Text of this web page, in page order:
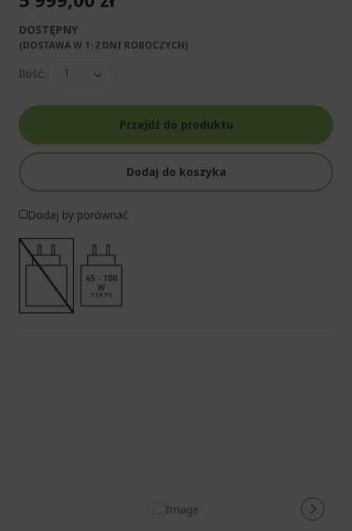
DOSTĘPNY
(DOSTAWA W 1-2 DNI ROBOCZYCH)​
Ilość:
Przejdź do produktu
Dodaj do koszyka
Dodaj by porównać
65 - 100
W
USB PD